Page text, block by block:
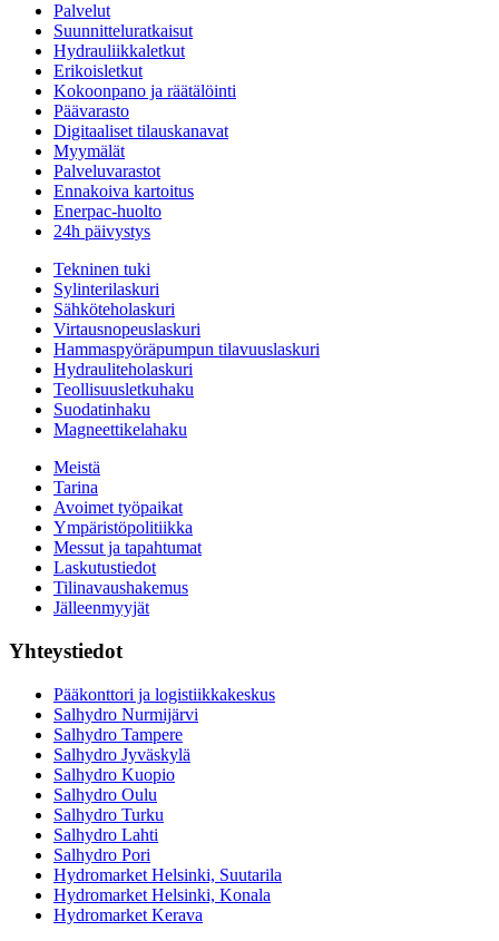
Palvelut
Suunnitteluratkaisut
Hydrauliikkaletkut
Erikoisletkut
Kokoonpano ja räätälöinti
Päävarasto
Digitaaliset tilauskanavat
Myymälät
Palveluvarastot
Ennakoiva kartoitus
Enerpac-huolto
24h päivystys
Tekninen tuki
Sylinterilaskuri
Sähköteholaskuri
Virtausnopeuslaskuri
Hammaspyöräpumpun tilavuuslaskuri
Hydrauliteholaskuri
Teollisuusletkuhaku
Suodatinhaku
Magneettikelahaku
Meistä
Tarina
Avoimet työpaikat
Ympäristöpolitiikka
Messut ja tapahtumat
Laskutustiedot
Tilinavaushakemus
Jälleenmyyjät
Yhteystiedot
Pääkonttori ja logistiikkakeskus
Salhydro Nurmijärvi
Salhydro Tampere
Salhydro Jyväskylä
Salhydro Kuopio
Salhydro Oulu
Salhydro Turku
Salhydro Lahti
Salhydro Pori
Hydromarket Helsinki, Suutarila
Hydromarket Helsinki, Konala
Hydromarket Kerava